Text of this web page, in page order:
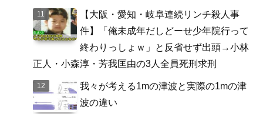
【大阪・愛知・岐阜連続リンチ殺人事
件】「俺未成年だしどーせ少年院行って
終わりっしょｗ」と反省せず出頭→小林
正人・小森淳・芳我匡由の3人全員死刑求刑
我々が考える1mの津波と実際の1mの津
波の違い